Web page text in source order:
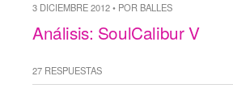
3 DICIEMBRE 2012 • POR BALLES
Análisis: SoulCalibur V
27 RESPUESTAS